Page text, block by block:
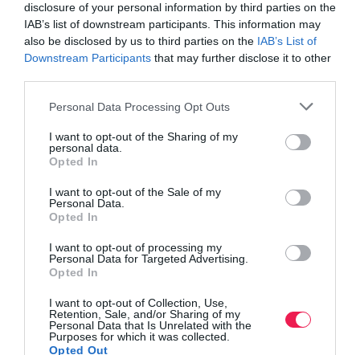
disclosure of your personal information by third parties on the
IAB’s list of downstream participants. This information may
also be disclosed by us to third parties on the IAB’s List of
Downstream Participants that may further disclose it to other
Personal Data Processing Opt Outs
I want to opt-out of the Sharing of my
personal data.
Opted In
I want to opt-out of the Sale of my
Personal Data.
Opted In
I want to opt-out of processing my
Personal Data for Targeted Advertising.
Opted In
I want to opt-out of Collection, Use,
Retention, Sale, and/or Sharing of my
Personal Data that Is Unrelated with the
Purposes for which it was collected.
Opted Out
4ος Ημιμαραθώνιος Σπερχειού «Αθανάσιος
Ακρίδας»
31-3-2019: Αγώνες στον Σπερχειό